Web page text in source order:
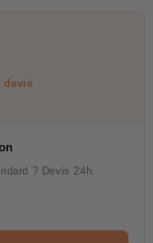
devis
? Devis 24h.